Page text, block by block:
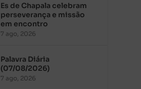
Es de Chapala celebram
perseverança e missão
em encontro
7 ago, 2026
Palavra Diária
(07/08/2026)
7 ago, 2026